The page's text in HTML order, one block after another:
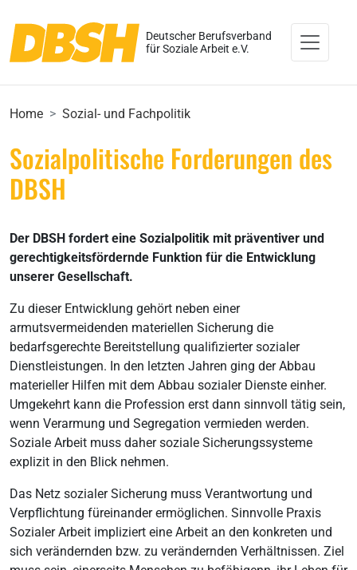
Deutscher Berufsverband
für Soziale Arbeit e.V.
Home Sozial- und Fachpolitik
Sozialpolitische Forderungen des
DBSH
Der DBSH fordert eine Sozialpolitik mit präventiver und
gerechtigkeitsfördernde Funktion für die Entwicklung
unserer Gesellschaft.
Zu dieser Entwicklung gehört neben einer
armutsvermeidenden materiellen Sicherung die
bedarfsgerechte Bereitstellung qualifizierter sozialer
Dienstleistungen. In den letzten Jahren ging der Abbau
materieller Hilfen mit dem Abbau sozialer Dienste einher.
Umgekehrt kann die Profession erst dann sinnvoll tätig sein,
wenn Verarmung und Segregation vermieden werden.
Soziale Arbeit muss daher soziale Sicherungssysteme
explizit in den Blick nehmen.
Das Netz sozialer Sicherung muss Verantwortung und
Verpflichtung füreinander ermöglichen. Sinnvolle Praxis
Sozialer Arbeit impliziert eine Arbeit an den konkreten und
sich verändernden bzw. zu verändernden Verhältnissen. Ziel